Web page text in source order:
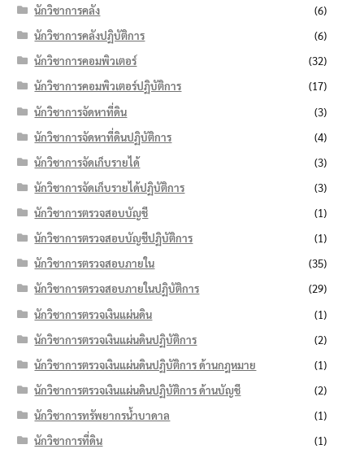
นักวิชาการคลัง
(6)
นักวิชาการคลังปฏิบัติการ
(6)
นักวิชาการคอมพิวเตอร์
(32)
นักวิชาการคอมพิวเตอร์ปฏิบัติการ
(17)
นักวิชาการจัดหาที่ดิน
(3)
นักวิชาการจัดหาที่ดินปฏิบัติการ
(4)
นักวิชาการจัดเก็บรายได้
(3)
นักวิชาการจัดเก็บรายได้ปฏิบัติการ
(3)
นักวิชาการตรวจสอบบัญชี
(1)
นักวิชาการตรวจสอบบัญชีปฏิบัติการ
(1)
นักวิชาการตรวจสอบภายใน
(35)
นักวิชาการตรวจสอบภายในปฏิบัติการ
(29)
นักวิชาการตรวจเงินแผ่นดิน
(1)
นักวิชาการตรวจเงินแผ่นดินปฏิบัติการ
(2)
นักวิชาการตรวจเงินแผ่นดินปฏิบัติการ ด้านกฎหมาย
(1)
นักวิชาการตรวจเงินแผ่นดินปฏิบัติการ ด้านบัญชี
(2)
นักวิชาการทรัพยากรน้ำบาดาล
(1)
นักวิชาการที่ดิน
(1)